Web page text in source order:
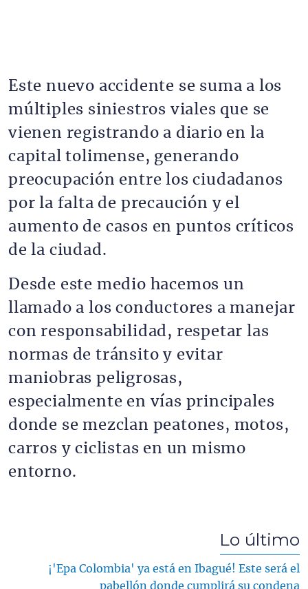
Este nuevo accidente se suma a los
múltiples siniestros viales que se
vienen registrando a diario en la
capital tolimense, generando
preocupación entre los ciudadanos
por la falta de precaución y el
aumento de casos en puntos críticos
de la ciudad.
Desde este medio hacemos un
llamado a los conductores a manejar
con responsabilidad, respetar las
normas de tránsito y evitar
maniobras peligrosas,
especialmente en vías principales
donde se mezclan peatones, motos,
carros y ciclistas en un mismo
entorno.
Lo último
¡'Epa Colombia' ya está en Ibagué! Este será el
pabellón donde cumplirá su condena